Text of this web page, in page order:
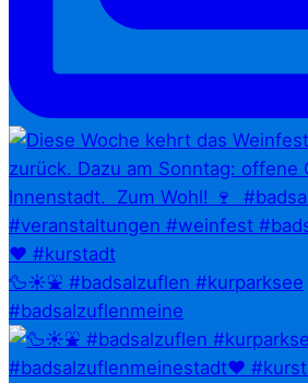
🦆☀️⛲ #badsalzuflen #kurparksee
#badsalzuflenmeine